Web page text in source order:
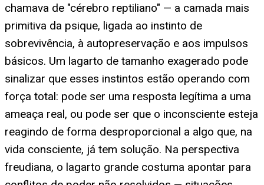
chamava de "cérebro reptiliano" — a camada mais
primitiva da psique, ligada ao instinto de
sobrevivência, à autopreservação e aos impulsos
básicos. Um lagarto de tamanho exagerado pode
sinalizar que esses instintos estão operando com
força total: pode ser uma resposta legítima a uma
ameaça real, ou pode ser que o inconsciente esteja
reagindo de forma desproporcional a algo que, na
vida consciente, já tem solução. Na perspectiva
freudiana, o lagarto grande costuma apontar para